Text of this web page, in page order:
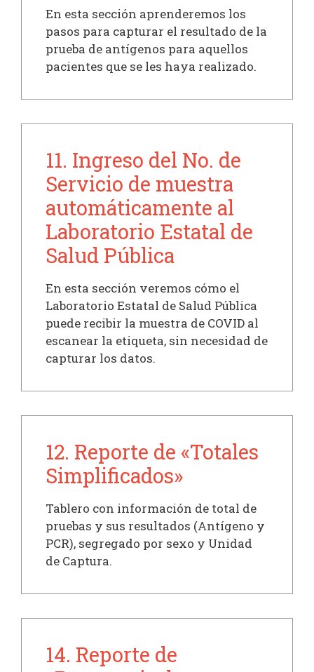
En esta sección aprenderemos los
pasos para capturar el resultado de la
prueba de antígenos para aquellos
pacientes que se les haya realizado.
11. Ingreso del No. de
Servicio de muestra
automáticamente al
Laboratorio Estatal de
Salud Pública
En esta sección veremos cómo el
Laboratorio Estatal de Salud Pública
puede recibir la muestra de COVID al
escanear la etiqueta, sin necesidad de
capturar los datos.
12. Reporte de «Totales
Simplificados»
Tablero con información de total de
pruebas y sus resultados (Antígeno y
PCR), segregado por sexo y Unidad
de Captura.
14. Reporte de